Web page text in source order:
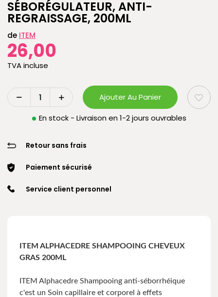
SÉBORÉGULATEUR, ANTI-
REGRAISSAGE, 200ML
de ITEM
26,00
TVA incluse
Ajouter Au Panier
En stock - Livraison en 1-2 jours ouvrables
Retour sans frais
Paiement sécurisé
Service client personnel
ITEM ALPHACEDRE SHAMPOOING CHEVEUX
GRAS 200ML
ITEM Alphacedre Shampooing anti-séborrhéique
c'est un Soin capillaire et corporel à effets